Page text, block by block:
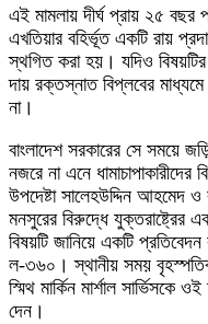
এই মামলায় দীর্ঘ প্রায় ২৫ বছর
এখতিয়ার বহির্ভূত একটি রায়
স্থগিত করা হয়। যদিও
দায় রক্তস্নাত বিপ্লবের
না।
বাংলাদেশ সরকারের সে সময়ে
নজরে না এনে
উপদেষ্টা সালেহউদ্দিন আহমেদ
মনসুরের বিরুদ্ধে যুক্তরাষ্ট্রের
বিষয়টি জানিয়ে একটি
ল-৩৬০। স্থানীয় সময়
স্মিথ মার্কিন মার্শাল
দেন।